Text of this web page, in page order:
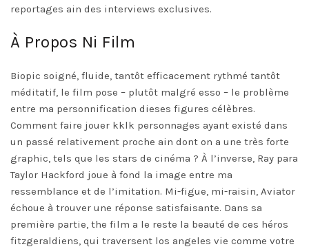
reportages ain des interviews exclusives.
À Propos Ni Film
Biopic soigné, fluide, tantôt efficacement rythmé tantôt
méditatif, le film pose – plutôt malgré esso – le problème
entre ma personnification dieses figures célèbres.
Comment faire jouer kklk personnages ayant existé dans
un passé relativement proche ain dont on a une très forte
graphic, tels que les stars de cinéma ? À l’inverse, Ray para
Taylor Hackford joue à fond la image entre ma
ressemblance et de l’imitation. Mi-figue, mi-raisin, Aviator
échoue à trouver une réponse satisfaisante. Dans sa
première partie, the film a le reste la beauté de ces héros
fitzgeraldiens, qui traversent los angeles vie comme votre